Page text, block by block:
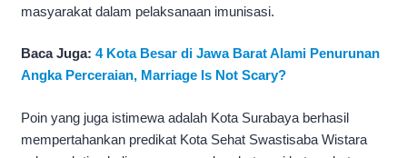
masyarakat dalam pelaksanaan imunisasi.
Baca Juga: 4 Kota Besar di Jawa Barat Alami Penurunan
Angka Perceraian, Marriage Is Not Scary?
Poin yang juga istimewa adalah Kota Surabaya berhasil
mempertahankan predikat Kota Sehat Swastisaba Wistara